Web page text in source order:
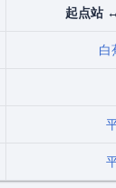
起点站
白